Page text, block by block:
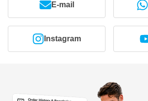
E-mail
Instagram